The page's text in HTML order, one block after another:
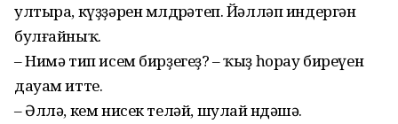
ултыра, күҙҙәрен мөлдөрәтеп. Йәлләп индергән
бул­ғайныҡ.
– Нимә тип исем бирҙегеҙ? – ҡыҙ һорау биреүен
дауам итте.
– Әллә, кем нисек теләй, шулай өндәшә.